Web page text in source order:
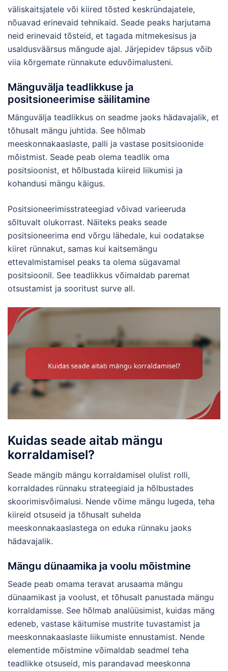
väliskaitsjatele või kiired tõsted keskründajatele,
nõuavad erinevaid tehnikaid. Seade peaks harjutama
neid erinevaid tõsteid, et tagada mitmekesisus ja
usaldusväärsus mängude ajal. Järjepidev täpsus võib
viia kõrgemate rünnakute eduvõimalusteni.
Mänguvälja teadlikkuse ja
positsioneerimise säilitamine
Mänguvälja teadlikkus on seadme jaoks hädavajalik, et
tõhusalt mängu juhtida. See hõlmab
meeskonnakaaslaste, palli ja vastase positsioonide
mõistmist. Seade peab olema teadlik oma
positsioonist, et hõlbustada kiireid liikumisi ja
kohandusi mängu käigus.
Positsioneerimisstrateegiad võivad varieeruda
sõltuvalt olukorrast. Näiteks peaks seade
positsioneerima end võrgu lähedale, kui oodatakse
kiiret rünnakut, samas kui kaitsemängu
ettevalmistamisel peaks ta olema sügavamal
positsioonil. See teadlikkus võimaldab paremat
otsustamist ja sooritust surve all.
Kuidas seade aitab mängu
korraldamisel?
Seade mängib mängu korraldamisel olulist rolli,
korraldades rünnaku strateegiaid ja hõlbustades
skoorimisvõimalusi. Nende võime mängu lugeda, teha
kiireid otsuseid ja tõhusalt suhelda
meeskonnakaaslastega on eduka rünnaku jaoks
hädavajalik.
Mängu dünaamika ja voolu mõistmine
Seade peab omama teravat arusaama mängu
dünaamikast ja voolust, et tõhusalt panustada mängu
korraldamisse. See hõlmab analüüsimist, kuidas mäng
edeneb, vastase käitumise mustrite tuvastamist ja
meeskonnakaaslaste liikumiste ennustamist. Nende
elementide mõistmine võimaldab seadmel teha
teadlikke otsuseid, mis parandavad meeskonna